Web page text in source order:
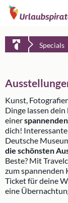
Specials
Kunst,
Dinge lassen
einer
dich!
Deutsche
die schönsten
Beste? Mit
zum spannenden
Ticket für deine
eine